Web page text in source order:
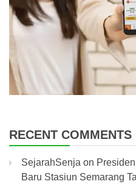
RECENT COMMENTS
SejarahSenja on
Baru Stasiun Semarang